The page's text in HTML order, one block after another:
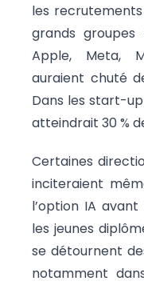
les
grands groupes
Apple, Meta,
auraient chuté
Dans les start-
atteindrait 30 %
Certaines
inciteraient
l’option IA
les jeunes
se détournent
notamment